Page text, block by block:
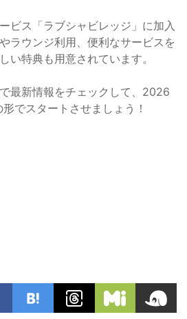
ビス「ラブシャビレッジ」に加入
ラウンジ利用、便利なサービスを
い特典も用意されています。
最新情報をチェックして、2026
でスタートさせましょう！